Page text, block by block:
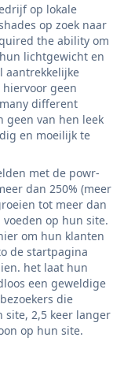
op lokale
op zoek naar
the ability om
lichtgewicht en
aantrekkelijke
geen
different
geen van hen leek
en moeilijk te
met de powr-
dan 250% (meer
tot meer dan
op hun site.
om hun klanten
de startpagina
het laat hun
een geweldige
die
2,5 keer langer
op hun site.